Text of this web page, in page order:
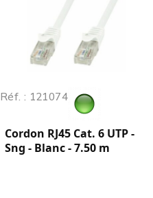
Réf. : 121074
Cordon RJ45 Cat. 6 UTP -
Sng - Blanc - 7.50 m